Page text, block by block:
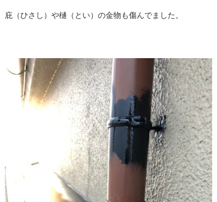
庇（ひさし）や樋（とい）の金物も傷んでました。